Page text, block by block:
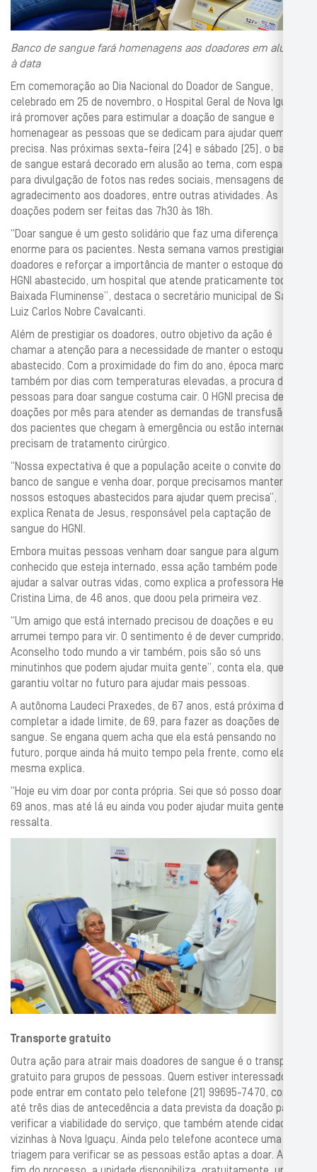
Banco de sangue fará homenagens aos doadores em alusão
à data
Em comemoração ao Dia Nacional do Doador de Sangue,
celebrado em 25 de novembro, o Hospital Geral de Nova Iguaçu
irá promover ações para estimular a doação de sangue e
homenagear as pessoas que se dedicam para ajudar quem
precisa. Nas próximas sexta-feira (24) e sábado (25), o banco
de sangue estará decorado em alusão ao tema, com espaços
para divulgação de fotos nas redes sociais, mensagens de
agradecimento aos doadores, entre outras atividades. As
doações podem ser feitas das 7h30 às 18h.
“Doar sangue é um gesto solidário que faz uma diferença
enorme para os pacientes. Nesta semana vamos prestigiar os
doadores e reforçar a importância de manter o estoque do
HGNI abastecido, um hospital que atende praticamente toda a
Baixada Fluminense”, destaca o secretário municipal de Saúde,
Luiz Carlos Nobre Cavalcanti.
Além de prestigiar os doadores, outro objetivo da ação é
chamar a atenção para a necessidade de manter o estoque
abastecido. Com a proximidade do fim do ano, época marcada
também por dias com temperaturas elevadas, a procura das
pessoas para doar sangue costuma cair. O HGNI precisa de 800
doações por mês para atender as demandas de transfusão
dos pacientes que chegam à emergência ou estão internados e
precisam de tratamento cirúrgico.
“Nossa expectativa é que a população aceite o convite do
banco de sangue e venha doar, porque precisamos manter
nossos estoques abastecidos para ajudar quem precisa”,
explica Renata de Jesus, responsável pela captação de
sangue do HGNI.
Embora muitas pessoas venham doar sangue para algum
conhecido que esteja internado, essa ação também pode
ajudar a salvar outras vidas, como explica a professora Heloísa
Cristina Lima, de 46 anos, que doou pela primeira vez.
“Um amigo que está internado precisou de doações e eu
arrumei tempo para vir. O sentimento é de dever cumprido.
Aconselho todo mundo a vir também, pois são só uns
minutinhos que podem ajudar muita gente”, conta ela, que
garantiu voltar no futuro para ajudar mais pessoas.
A autônoma Laudeci Praxedes, de 67 anos, está próxima de
completar a idade limite, de 69, para fazer as doações de
sangue. Se engana quem acha que ela está pensando no
futuro, porque ainda há muito tempo pela frente, como ela
mesma explica.
“Hoje eu vim doar por conta própria. Sei que só posso doar até
69 anos, mas até lá eu ainda vou poder ajudar muita gente”,
ressalta.
Transporte gratuito
Outra ação para atrair mais doadores de sangue é o transporte
gratuito para grupos de pessoas. Quem estiver interessado
pode entrar em contato pelo telefone (21) 99695-7470, com
até três dias de antecedência a data prevista da doação para
verificar a viabilidade do serviço, que também atende cidades
vizinhas à Nova Iguaçu. Ainda pelo telefone acontece uma pré-
triagem para verificar se as pessoas estão aptas a doar. Ao